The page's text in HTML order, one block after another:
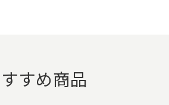
すめ商品